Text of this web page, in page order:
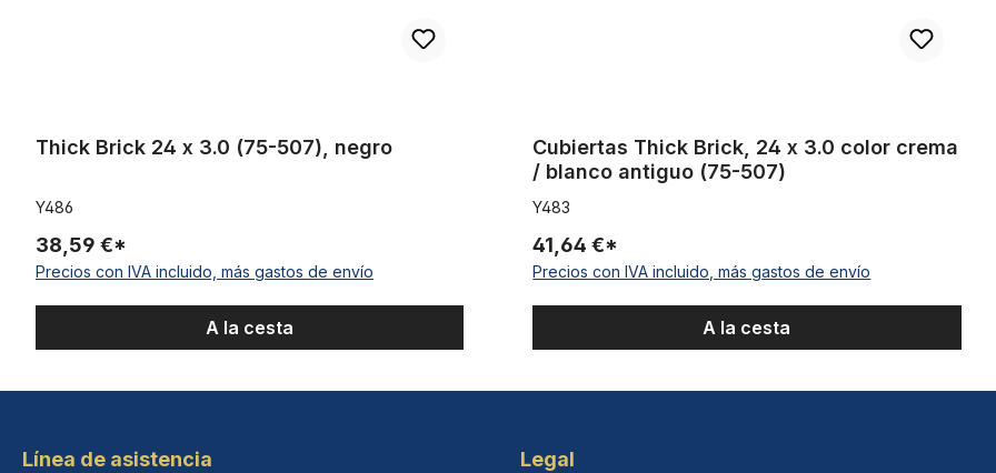
Thick Brick 24 x 3.0 (75-507), negro
Y486
38,59 €*
Precios con IVA incluido, más gastos de envío
A la cesta
Cubiertas Thick Brick, 24 x 3.0 color crema
/ blanco antiguo (75-507)
Y483
41,64 €*
Precios con IVA incluido, más gastos de envío
A la cesta
Línea de asistencia Legal